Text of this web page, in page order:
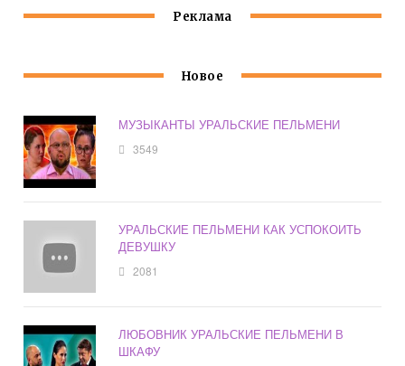
Реклама
Новое
МУЗЫКАНТЫ УРАЛЬСКИЕ ПЕЛЬМЕНИ
3549
УРАЛЬСКИЕ ПЕЛЬМЕНИ КАК УСПОКОИТЬ
ДЕВУШКУ
2081
ЛЮБОВНИК УРАЛЬСКИЕ ПЕЛЬМЕНИ В
ШКАФУ